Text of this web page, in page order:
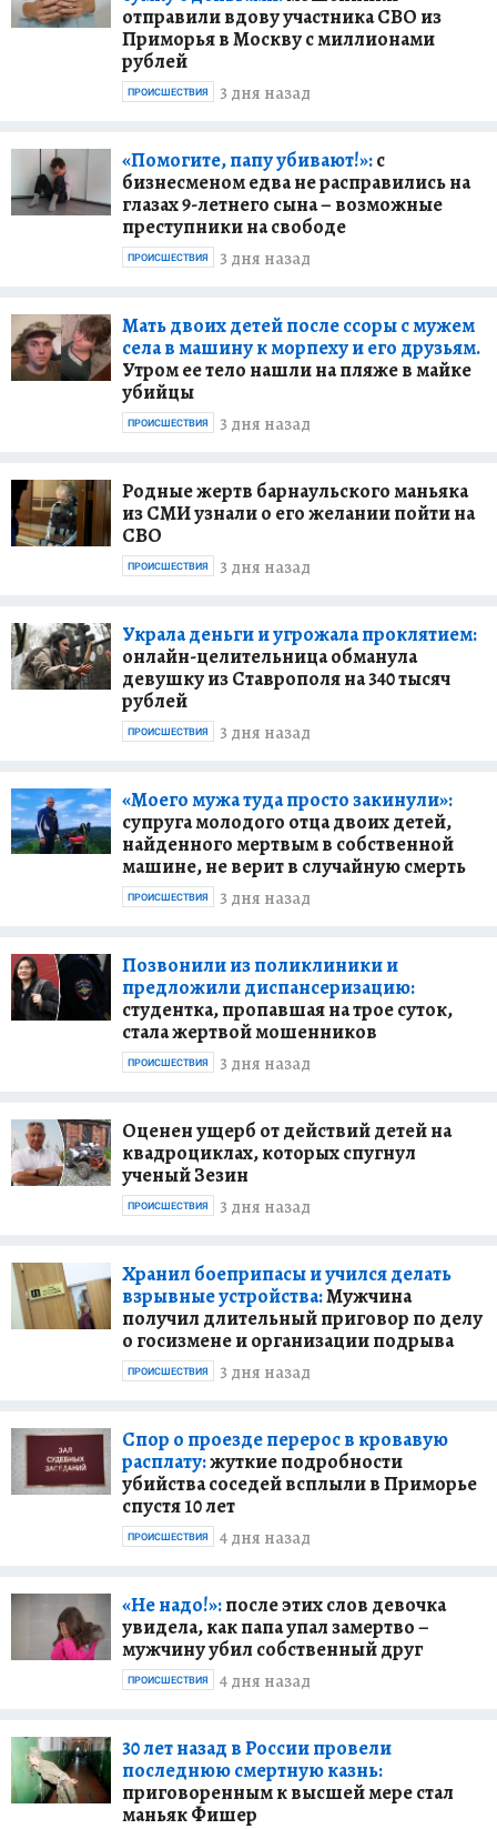
отправили вдову участника СВО из
Приморья в Москву с миллионами
рублей
3 дня назад
ПРОИСШЕСТВИЯ
«Помогите, папу убивают!»:с
бизнесменом едва не расправились на
глазах 9-летнего сына – возможные
преступники на свободе
3 дня назад
ПРОИСШЕСТВИЯ
Мать двоих детей после ссоры с мужем
села в машину к морпеху и его друзьям.
Утром ее тело нашли на пляже в майке
убийцы
3 дня назад
ПРОИСШЕСТВИЯ
Родные жертв барнаульского маньяка
из СМИ узнали о его желании пойти на
СВО
3 дня назад
ПРОИСШЕСТВИЯ
Украла деньги и угрожала проклятием:
онлайн-целительница обманула
девушку из Ставрополя на 340 тысяч
рублей
3 дня назад
ПРОИСШЕСТВИЯ
«Моего мужа туда просто закинули»:
супруга молодого отца двоих детей,
найденного мертвым в собственной
машине, не верит в случайную смерть
3 дня назад
ПРОИСШЕСТВИЯ
Позвонили из поликлиники и
предложили диспансеризацию:
студентка, пропавшая на трое суток,
стала жертвой мошенников
3 дня назад
ПРОИСШЕСТВИЯ
Оценен ущерб от действий детей на
квадроциклах, которых спугнул
ученый Зезин
3 дня назад
ПРОИСШЕСТВИЯ
Хранил боеприпасы и учился делать
взрывные устройства:Мужчина
получил длительный приговор по делу
о госизмене и организации подрыва
3 дня назад
ПРОИСШЕСТВИЯ
Спор о проезде перерос в кровавую
расплату:жуткие подробности
убийства соседей всплыли в Приморье
спустя 10 лет
4 дня назад
ПРОИСШЕСТВИЯ
«Не надо!»:после этих слов девочка
увидела, как папа упал замертво –
мужчину убил собственный друг
4 дня назад
ПРОИСШЕСТВИЯ
30 лет назад в России провели
последнюю смертную казнь:
приговоренным к высшей мере стал
маньяк Фишер